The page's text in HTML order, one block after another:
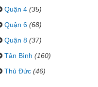
Quận 4 (35)
Quận 6 (68)
Quận 8 (37)
Tân Bình (160)
Thủ Đức (46)